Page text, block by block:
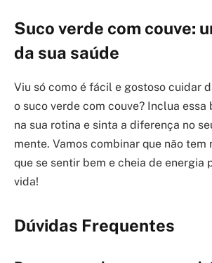
Suco verde com couve:
da sua saúde
Viu só como é fácil e gostoso cuidar
o suco verde com couve? Inclua
na sua rotina e sinta a diferença no
mente. Vamos combinar que não tem
que se sentir bem e cheia de energia
vida!
Dúvidas Frequentes